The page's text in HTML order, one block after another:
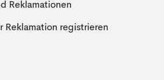
Reklamationen
Reklamation registrieren